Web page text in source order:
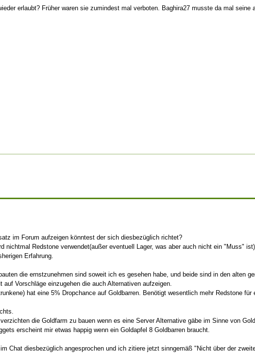
erlaubt? Früher waren sie zumindest mal verboten. Baghira27 musste da mal seine
im Forum aufzeigen könntest der sich diesbezüglich richtet?
nichtmal Redstone verwendet(außer eventuell Lager, was aber auch nicht ein "Muss"
Erfahrung.
die ernstzunehmen sind soweit ich es gesehen habe, und beide sind in den alten
auf Vorschläge einzugehen die auch Alternativen aufzeigen.
hat eine 5% Dropchance auf Goldbarren. Benötigt wesentlich mehr Redstone
die Goldfarm zu bauen wenn es eine Server Alternative gäbe im Sinne von
erscheint mir etwas happig wenn ein Goldapfel 8 Goldbarren braucht.
Chat diesbezüglich angesprochen und ich zitiere jetzt sinngemäß "Nicht über der